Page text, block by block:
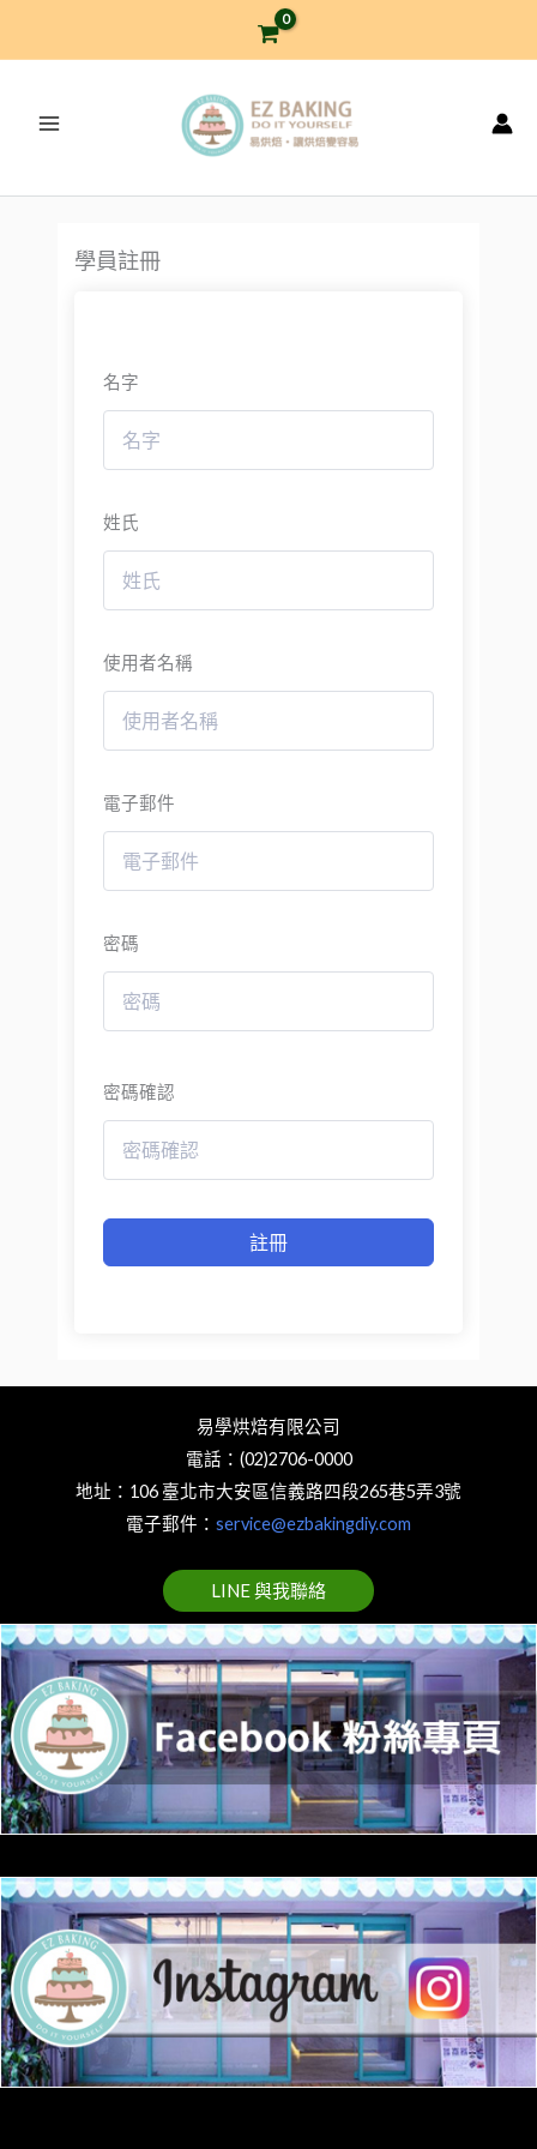
學員註冊
名字
姓氏
使用者名稱
電子郵件
密碼
密碼確認
註冊
易學烘焙有限公司
電話：(02)2706-0000
地址：106 臺北市大安區信義路四段265巷5弄3號
電子郵件： service@ezbakingdiy.com
LINE 與我聯絡